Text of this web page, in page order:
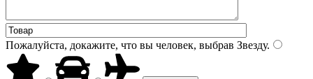
Пожалуйста, докажите, что вы человек, выбрав Звезду.